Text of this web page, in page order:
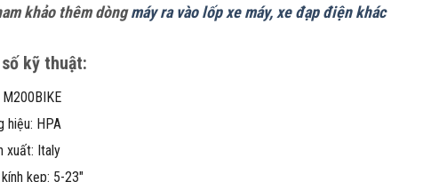
khảo thêm dòngmáy ra vào lốp xe máy, xe đạp điện khác
kỹ thuật:
hiệu: HPA
xuất: Italy
kẹp: 5-23″